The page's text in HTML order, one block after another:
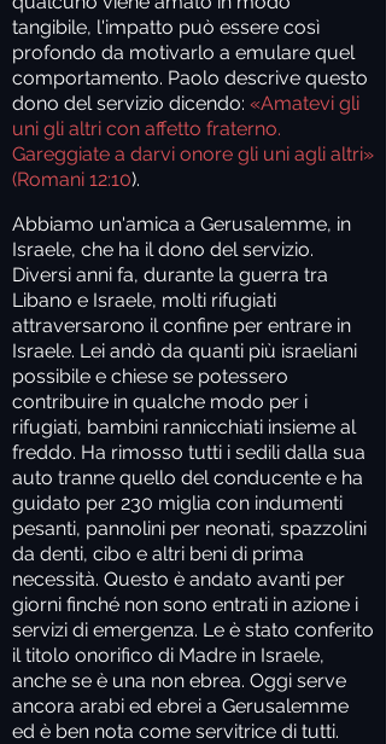
tangibile, l'impatto può essere così
profondo da motivarlo a emulare quel
comportamento. Paolo descrive questo
dono del servizio dicendo: «Amatevi gli
uni gli altri con affetto fraterno.
Gareggiate a darvi onore gli uni agli altri»
(Romani 12:10).
Abbiamo un'amica a Gerusalemme, in
Israele, che ha il dono del servizio.
Diversi anni fa, durante la guerra tra
Libano e Israele, molti rifugiati
attraversarono il confine per entrare in
Israele. Lei andò da quanti più israeliani
possibile e chiese se potessero
contribuire in qualche modo per i
rifugiati, bambini rannicchiati insieme al
freddo. Ha rimosso tutti i sedili dalla sua
auto tranne quello del conducente e ha
guidato per 230 miglia con indumenti
pesanti, pannolini per neonati, spazzolini
da denti, cibo e altri beni di prima
necessità. Questo è andato avanti per
giorni finché non sono entrati in azione i
servizi di emergenza. Le è stato conferito
il titolo onorifico di Madre in Israele,
anche se è una non ebrea. Oggi serve
ancora arabi ed ebrei a Gerusalemme
ed è ben nota come servitrice di tutti.